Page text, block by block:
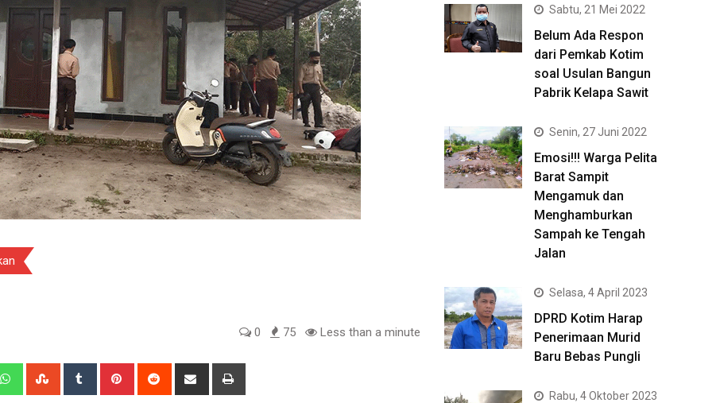
0 75 Less than a minute
WhatsappStumbleUpon
Tumblr Pinterest Reddit
Share
Sabtu, 21 Mei 2022
Belum Ada Respon
dari Pemkab Kotim
soal Usulan Bangun
Pabrik Kelapa Sawit
Senin, 27 Juni 2022
Emosi!!! Warga Pelita
Barat Sampit
Mengamuk dan
Menghamburkan
Sampah ke Tengah
Jalan
Selasa, 4 April 2023
DPRD Kotim Harap
Penerimaan Murid
Baru Bebas Pungli
Rabu, 4 Oktober 2023